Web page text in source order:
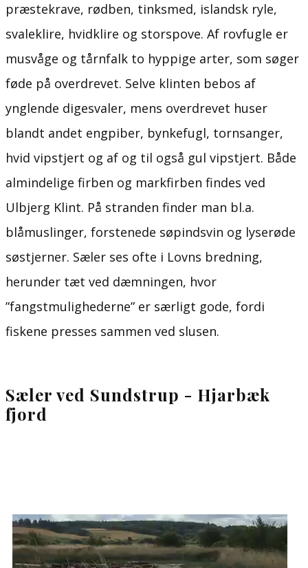
præstekrave, rødben, tinksmed, islandsk ryle,
svaleklire, hvidklire og storspove. Af rovfugle er
musvåge og tårnfalk to hyppige arter, som søger
føde på overdrevet. Selve klinten bebos af
ynglende digesvaler, mens overdrevet huser
blandt andet engpiber, bynkefugl, tornsanger,
hvid vipstjert og af og til også gul vipstjert. Både
almindelige firben og markfirben findes ved
Ulbjerg Klint. På stranden finder man bl.a.
blåmuslinger, forstenede søpindsvin og lyserøde
søstjerner. Sæler ses ofte i Lovns bredning,
herunder tæt ved dæmningen, hvor
”fangstmulighederne” er særligt gode, fordi
fiskene presses sammen ved slusen.
Sæler ved Sundstrup - Hjarbæk
fjord